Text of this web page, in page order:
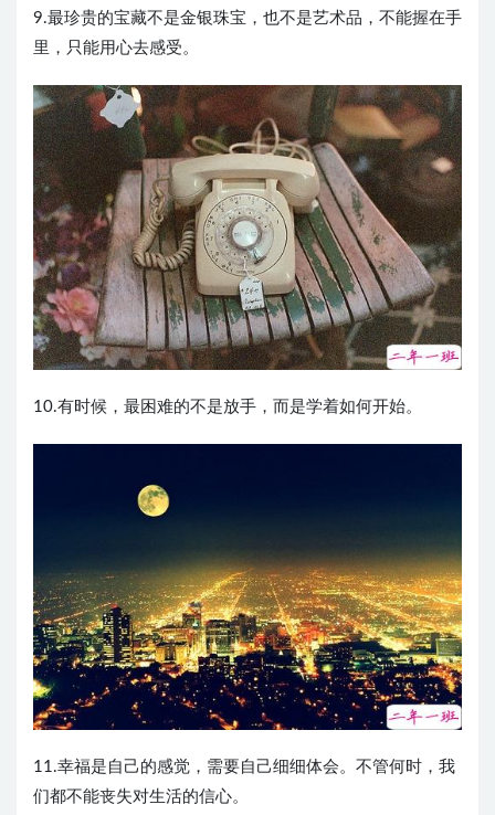
9.最珍贵的宝藏不是金银珠宝，也不是艺术品，不能握在手
里，只能用心去感受。
10.有时候，最困难的不是放手，而是学着如何开始。
11.幸福是自己的感觉，需要自己细细体会。不管何时，我
们都不能丧失对生活的信心。